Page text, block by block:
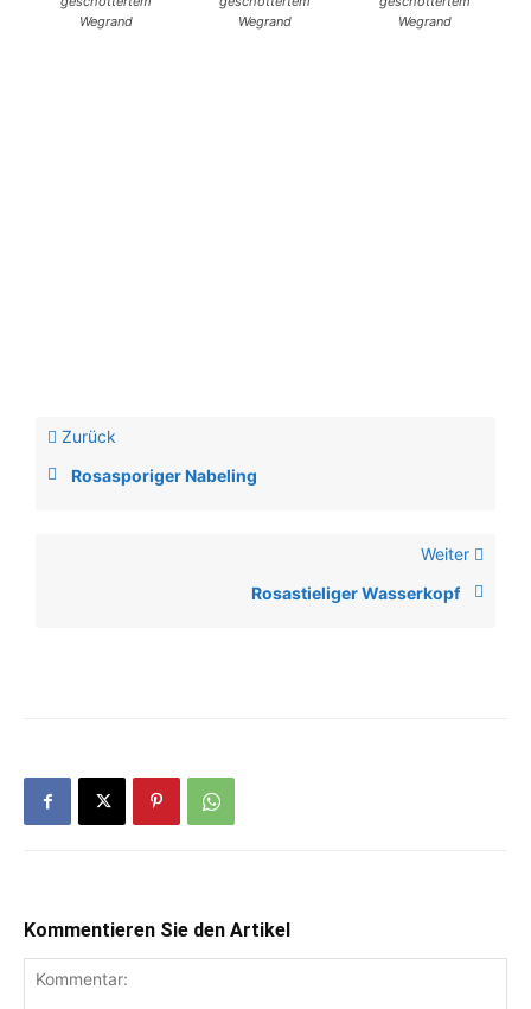
Wegrand
Wegrand
Wegrand
Zurück
Rosasporiger Nabeling
Weiter
Rosastieliger Wasserkopf
Kommentieren Sie den Artikel